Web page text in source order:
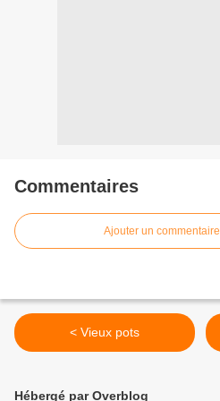
Commentaires
Ajouter un commentaire
< Vieux pots
Hébergé par Overblog